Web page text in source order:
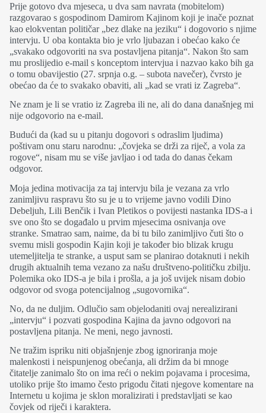
Prije gotovo dva mjeseca, u dva sam navrata (mobitelom)
razgovarao s gospodinom Damirom Kajinom koji je inače poznat
kao elokventan političar „bez dlake na jeziku“ i dogovorio s njime
intervju. U oba kontakta bio je vrlo ljubazan i obećao kako će
„svakako odgovoriti na sva postavljena pitanja“. Nakon što sam
mu proslijedio e-mail s konceptom intervjua i nazvao kako bih ga
o tomu obavijestio (27. srpnja o.g. – subota navečer), čvrsto je
obećao da će to svakako obaviti, ali „kad se vrati iz Zagreba“.
Ne znam je li se vratio iz Zagreba ili ne, ali do dana današnjeg mi
nije odgovorio na e-mail.
Budući da (kad su u pitanju dogovori s odraslim ljudima)
poštivam onu staru narodnu: „čovjeka se drži za riječ, a vola za
rogove“, nisam mu se više javljao i od tada do danas čekam
odgovor.
Moja jedina motivacija za taj intervju bila je vezana za vrlo
zanimljivu raspravu što su je u to vrijeme javno vodili Dino
Debeljuh, Lili Benčik i Ivan Pletikos o povijesti nastanka IDS-a i
sve ono što se događalo u prvim mjesecima osnivanja ove
stranke. Smatrao sam, naime, da bi tu bilo zanimljivo čuti što o
svemu misli gospodin Kajin koji je također bio blizak krugu
utemeljitelja te stranke, a usput sam se planirao dotaknuti i nekih
drugih aktualnih tema vezano za našu društveno-političku zbilju.
Polemika oko IDS-a je bila i prošla, a ja još uvijek nisam dobio
odgovor od svoga potencijalnog „sugovornika“.
No, da ne duljim. Odlučio sam objelodaniti ovaj nerealizirani
„intervju“ i pozvati gospodina Kajina da javno odgovori na
postavljena pitanja. Ne meni, nego javnosti.
Ne tražim ispriku niti objašnjenje zbog ignoriranja moje
malenkosti i neispunjenog obećanja, ali držim da bi mnoge
čitatelje zanimalo što on ima reći o nekim pojavama i procesima,
utoliko prije što imamo često prigodu čitati njegove komentare na
Internetu u kojima je sklon moralizirati i predstavljati se kao
čovjek od riječi i karaktera.